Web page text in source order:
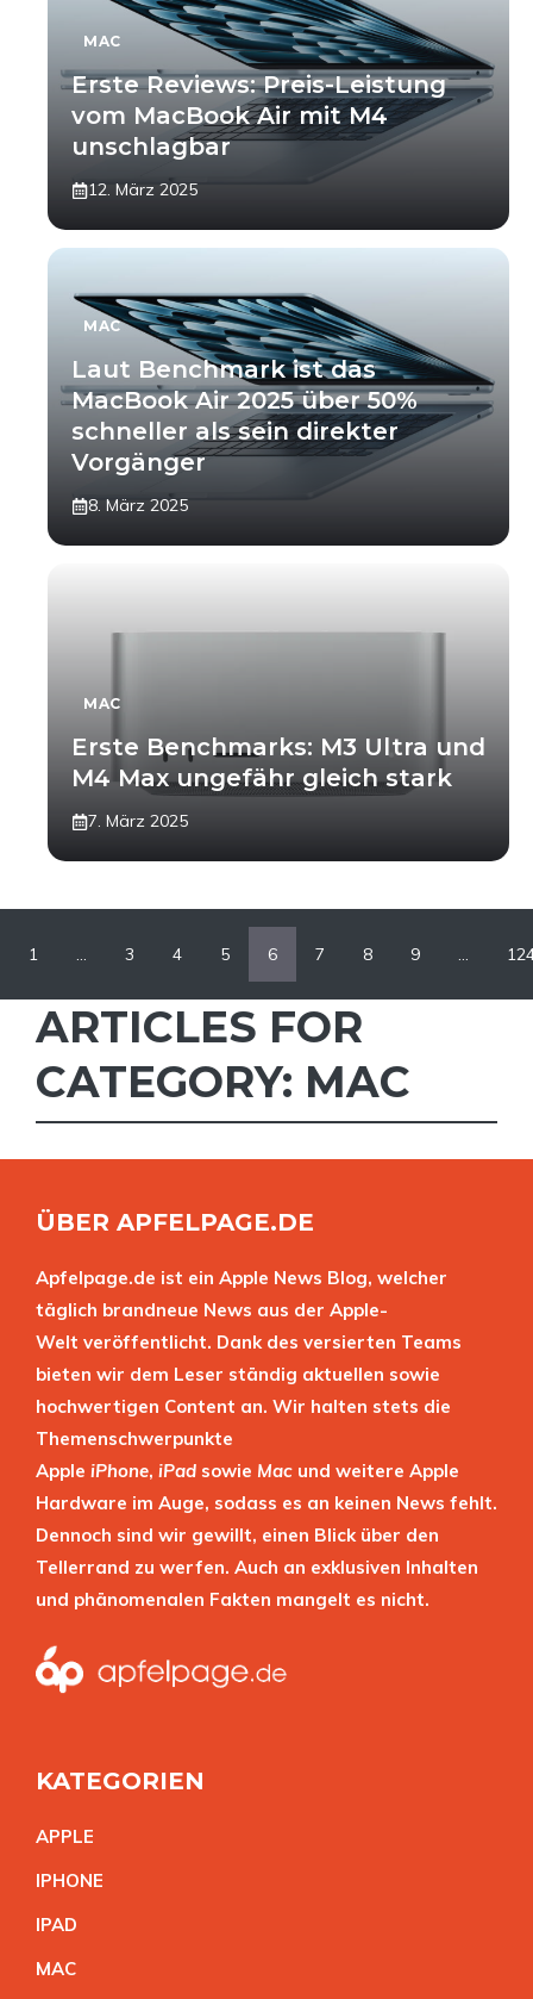
MAC
Erste Reviews: Preis-Leistung
vom MacBook Air mit M4
unschlagbar
12. März 2025
MAC
Laut Benchmark ist das
MacBook Air 2025 über 50%
schneller als sein direkter
Vorgänger
8. März 2025
MAC
Erste Benchmarks: M3 Ultra und
M4 Max ungefähr gleich stark
7. März 2025
1 … 3 4 5 6 7 8 9 …
ARTICLES FOR
CATEGORY: MAC
ÜBER APFELPAGE.DE
Apfelpage.de ist ein Apple News Blog, welcher
täglich brandneue News aus der Apple-
Welt veröffentlicht. Dank des versierten Teams
bieten wir dem Leser ständig aktuellen sowie
hochwertigen Content an. Wir halten stets die
Themenschwerpunkte
Apple iPhone, iPad sowie Mac und weitere Apple
Hardware im Auge, sodass es an keinen News fehlt.
Dennoch sind wir gewillt, einen Blick über den
Tellerrand zu werfen. Auch an exklusiven Inhalten
und phänomenalen Fakten mangelt es nicht.
KATEGORIEN
APPLE
IPHONE
IPAD
MAC